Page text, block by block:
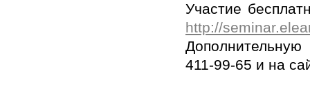
Участие
http://
411-99-65 и на